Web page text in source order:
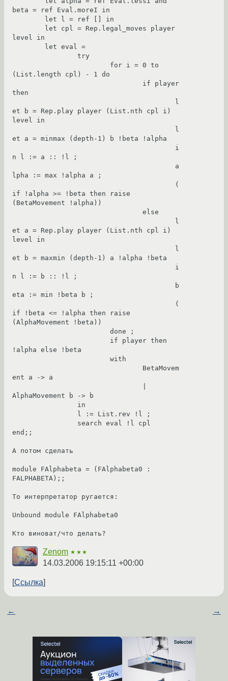
beta = ref Eval.moreI in
level in
(List.length cpl) - 1 do
then
et b = Rep.play player (List.nth cpl i)
level in
et a = minmax (depth-1) b !beta !alpha
n l := a :: !l ;
lpha := max !alpha a ;
if !alpha >= !beta then raise
(BetaMovement !alpha))
et a = Rep.play player (List.nth cpl i)
level in
et b = maxmin (depth-1) a !alpha !beta
n l := b :: !l ;
eta := min !beta b ;
if !beta <= !alpha then raise
(AlphaMovement !beta))
!alpha else !beta
ent a -> a
AlphaMovement b -> b
end;;
А потом сделать
module FAlphabeta = (FAlphabeta0 :
FALPHABETA);;
То интерпретатор ругается:
Unbound module FAlphabeta0
Кто виноват/что делать?
Zenom ★★★
14.03.2006 19:15:11 +00:00
Ссылка
← →